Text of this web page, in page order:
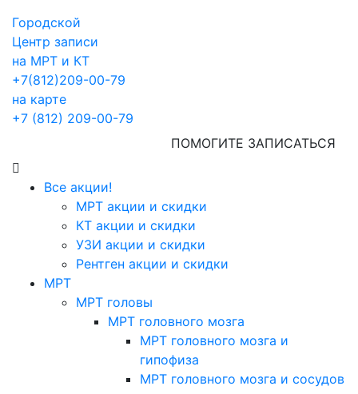
Городской
Центр записи
на МРТ и КТ
+7(812)209-00-79
на карте
+7 (812) 209-00-79
ПОМОГИТЕ ЗАПИСАТЬСЯ
Все акции!
МРТ акции и скидки
КТ акции и скидки
УЗИ акции и скидки
Рентген акции и скидки
МРТ
МРТ головы
МРТ головного мозга
МРТ головного мозга и
гипофиза
МРТ головного мозга и сосудов